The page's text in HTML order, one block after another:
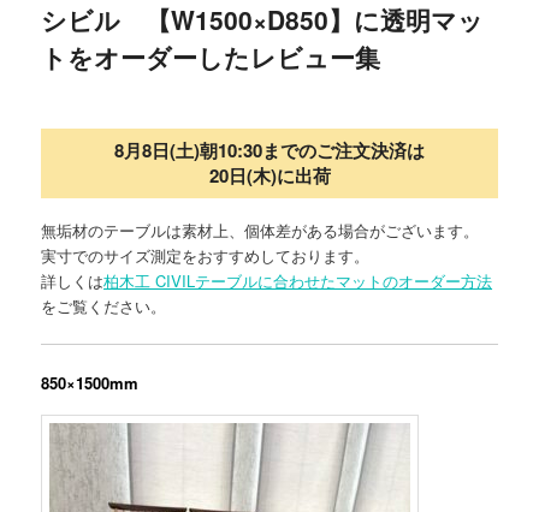
シビル 【W1500×D850】に透明マッ
トをオーダーしたレビュー集
8月8日(土)朝10:30までのご注文決済は
20日(木)に出荷
無垢材のテーブルは素材上、個体差がある場合がございます。
実寸でのサイズ測定をおすすめしております。
詳しくは柏木工 CIVILテーブルに合わせたマットのオーダー方法
をご覧ください。
850×1500mm